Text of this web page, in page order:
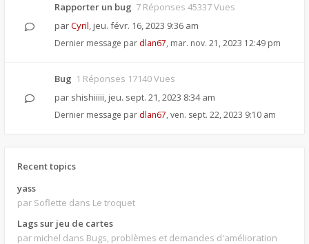
Rapporter un bug 7 Réponses 45337 Vues
parCyril, jeu. févr. 16, 2023 9:36 am
Dernier message par dlan67, mar. nov. 21, 2023 12:49 pm
Bug 1 Réponses 17140 Vues
par shishiiiii, jeu. sept. 21, 2023 8:34 am
Dernier message par dlan67, ven. sept. 22, 2023 9:10 am
Recent topics
yass
par Soflette dans Le troquet
Lags sur jeu de cartes
par michel dans Bugs, problèmes et demandes d'amélioration